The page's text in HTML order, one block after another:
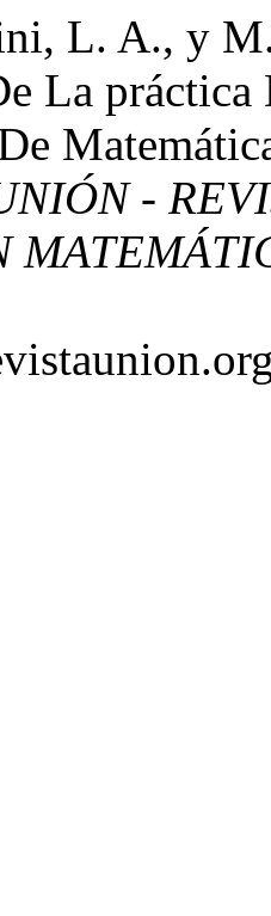
L. A., y
La
-